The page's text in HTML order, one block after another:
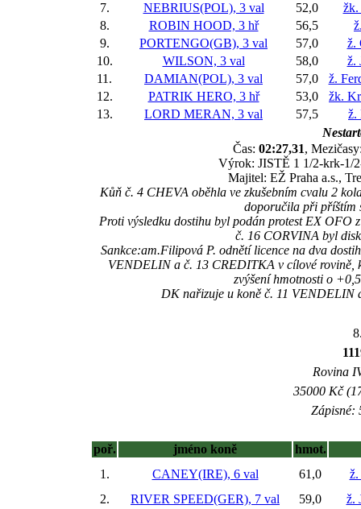
7.
NEBRIUS(POL), 3 val 52,0
žk.
8.
ROBIN HOOD, 3 hř 56,5
9.
PORTENGO(GB), 3 val 57,0
ž.
10.
WILSON, 3 val 58,0
ž.
11.
DAMIAN(POL), 3 val 57,0
ž.
12.
PATRIK HERO, 3 hř 53,0
žk.
13.
LORD MERAN, 3 val 57,5
ž.
Čas: 02:27,31,
Výrok: JISTĚ 1 1/2-krk-1/
Majitel: EŽ Praha a.s.,
Kůň č. 4 CHEVA oběhla ve zkušebním cvalu 2
doporučila při příštím
Proti výsledku dostihu byl podán protest EX OFO
č. 16 CORVINA byl
Sankce:am.Filipová P. odnětí licence na dva
VENDELIN a č. 13 CREDITKA v cílové rovině,
zvýšení hmotnosti o
DK nařizuje u koně č. 11 VENDELIN
Rovina
35000 Kč
Zápisné:
poř. jméno koně
hmot.
1.
CANEY(IRE), 6 val 61,0
ž.
2.
RIVER SPEED(GER), 7 val 59,0
ž.